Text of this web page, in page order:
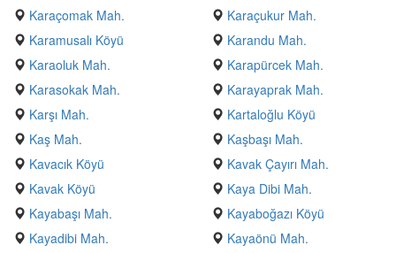
Karaçomak Mah.
Karaçukur Mah.
Karamusalı Köyü
Karandu Mah.
Karaoluk Mah.
Karapürcek Mah.
Karasokak Mah.
Karayaprak Mah.
Karşı Mah.
Kartaloğlu Köyü
Kaş Mah.
Kaşbaşı Mah.
Kavacık Köyü
Kavak Çayırı Mah.
Kavak Köyü
Kaya Dibi Mah.
Kayabaşı Mah.
Kayaboğazı Köyü
Kayadibi Mah.
Kayaönü Mah.